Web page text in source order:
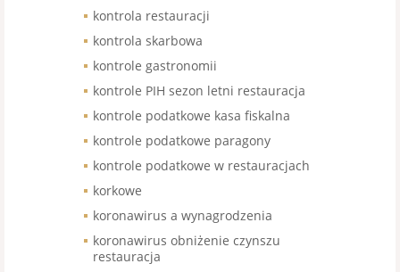
kontrola restauracji
kontrola skarbowa
kontrole gastronomii
kontrole PIH sezon letni restauracja
kontrole podatkowe kasa fiskalna
kontrole podatkowe paragony
kontrole podatkowe w restauracjach
korkowe
koronawirus a wynagrodzenia
koronawirus obniżenie czynszu
restauracja